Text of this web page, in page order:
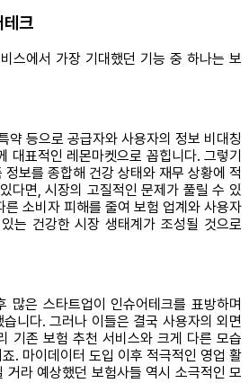
테크
스에서 가장 기대했던 기능 중 하나는 보
약 등으로 공급자와 사용자의 정보 비대칭
대표적인 레몬마켓으로 꼽힙니다. 그렇기
보를 종합해 건강 상태와 재무 상황에 적
다면, 시장의 고질적인 문제가 풀릴 수 있
소비자 피해를 줄여 보험 업계와 사용자
는 건강한 시장 생태계가 조성될 것으로
많은 스타트업이 인슈어테크를 표방하며
니다. 그러나 이들은 결국 사용자의 외면
기존 보험 추천 서비스와 크게 다른 모습
. 마이데이터 도입 이후 적극적인 영업 활
거라 예상했던 보험사들 역시 소극적인 모